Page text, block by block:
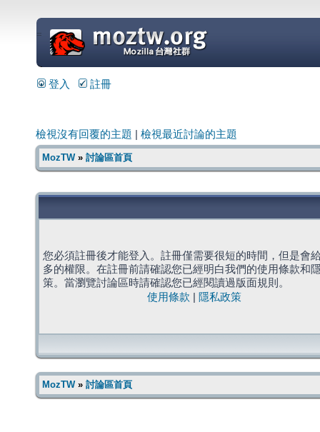
=
登入 註冊
檢視沒有回覆的主題 檢視最近討論的主題
MozTW» 討論區首頁
您必須註冊後才能登入。註冊僅需要很短的時間，但是會
多的權限。在註冊前請確認您已經明白我們的使用條款和
策。當瀏覽討論區時請確認您已經閱讀過版面規則。
使用條款
隱私政策
MozTW» 討論區首頁